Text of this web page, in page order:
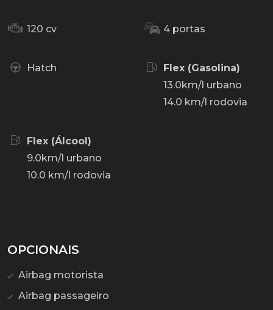
120 cv 4 portas
Hatch
Flex (Gasolina)
13.0km/l urbano
14.0 km/l rodovia
Flex (Álcool)
9.0km/l urbano
10.0 km/l rodovia
OPCIONAIS
Airbag motorista
Airbag passageiro